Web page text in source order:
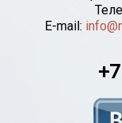
E-mail: